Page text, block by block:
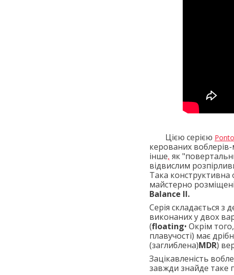
Цією серією
керованих воблерів-
інше, як
відвислим
Така
майстерно
Balance II.
Серія складається з
виконаних у двох
(floating• Окрім
плавучості) має
(заглиблена)MDR)
Зацікавленість
завжди знайде таке